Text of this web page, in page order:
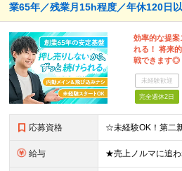
業65年／残業月15h程度／年休120日
効率的な提
れる！ 将来
戦できます◎
未経験歓迎
完全週休2日
応募資格
給与